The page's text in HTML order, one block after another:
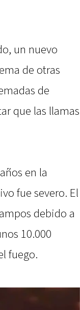
un nuevo
de otras
de
que las llamas
en la
fue severo. El
debido a
10.000
fuego.